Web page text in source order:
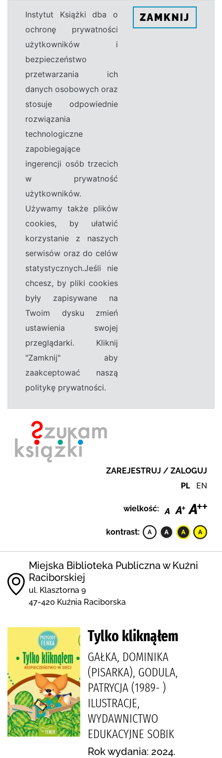
Instytut Książki dba o
ochronę prywatności
użytkowników i
bezpieczeństwo
przetwarzania ich
danych osobowych oraz
stosuje odpowiednie
rozwiązania
technologiczne
zapobiegające
ingerencji osób trzecich
w prywatność
użytkowników.
Używamy także plików
cookies, by ułatwić
korzystanie z naszych
serwisów oraz do celów
statystycznych.Jeśli nie
chcesz, by pliki cookies
były zapisywane na
Twoim dysku zmień
ustawienia swojej
przeglądarki. Kliknij
"Zamknij" aby
zaakceptować naszą
politykę prywatności.
ZAMKNIJ
ZAREJESTRUJ / ZALOGUJ
PL EN
wielkość:
kontrast:
Miejska Biblioteka Publiczna w Kuźni
Raciborskiej
ul. Klasztorna 9
47-420 Kuźnia Raciborska
Tylko kliknąłem
GAŁKA, DOMINIKA
(PISARKA), GODULA,
PATRYCJA (1989- )
ILUSTRACJE,
WYDAWNICTWO
EDUKACYJNE SOBIK
Rok wydania: 2024.